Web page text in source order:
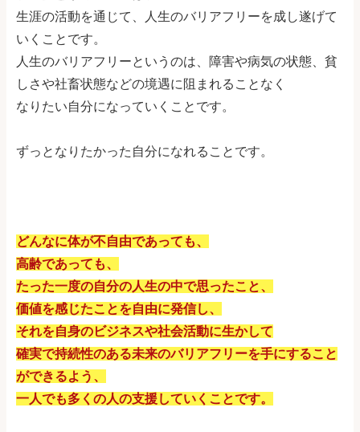
生涯の活動を通じて、人生のバリアフリーを成し遂げて
いくことです。
人生のバリアフリーというのは、障害や病気の状態、貧
しさや社畜状態などの境遇に阻まれることなく
なりたい自分になっていくことです。
ずっとなりたかった自分になれることです。
どんなに体が不自由であっても、
高齢であっても、
たった一度の自分の人生の中で思ったこと、
価値を感じたことを自由に発信し、
それを自身のビジネスや社会活動に生かして
確実で持続性のある未来のバリアフリーを手にすること
ができるよう、
一人でも多くの人の支援していくことです。